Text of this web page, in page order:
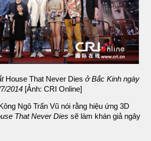
House That Never Dies ở Bắc Kinh ngày
2014 [Ảnh: CRI Online]
Ngô Trấn Vũ nói rằng hiệu ứng 3D
That Never Dies sẽ làm khán giả ngây